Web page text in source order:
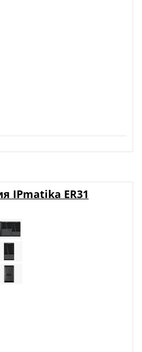
IPmatika ER31